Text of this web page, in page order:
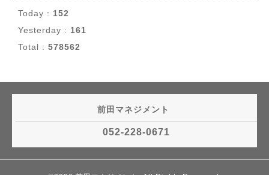
Today : 152
Yesterday : 161
Total : 578562
前田マネジメント
052-228-0671